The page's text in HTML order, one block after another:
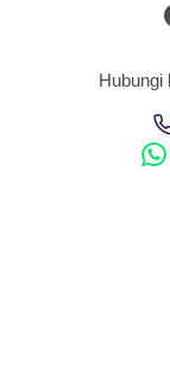
Hubungi